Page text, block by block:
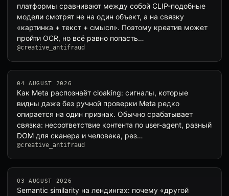
платформы сравнивают между собой CLIP-подобные
модели смотрят не на один объект, а на связку
«картинка + текст + смысл». Поэтому креатив может
пройти OCR, но всё равно попасть…
@creative_antifraud
04 AUGUST 2026
Как Meta распознаёт cloaking: сигналы, которые
видны даже без ручной проверки Meta редко
опирается на один признак. Обычно срабатывает
связка: несоответствие контента по user-agent, разный
DOM для сканера и человека, рез…
@creative_antifraud
03 AUGUST 2026
Semantic similarity на лендингах: почему «другой